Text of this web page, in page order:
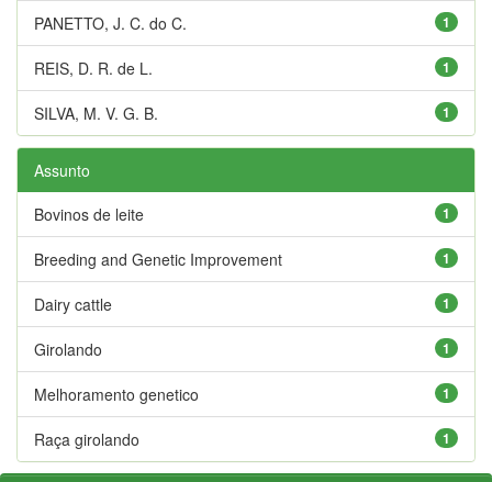
1
PANETTO, J. C. do C.
1
REIS, D. R. de L.
1
SILVA, M. V. G. B.
Assunto
1
Bovinos de leite
1
Breeding and Genetic Improvement
1
Dairy cattle
1
Girolando
1
Melhoramento genetico
1
Raça girolando